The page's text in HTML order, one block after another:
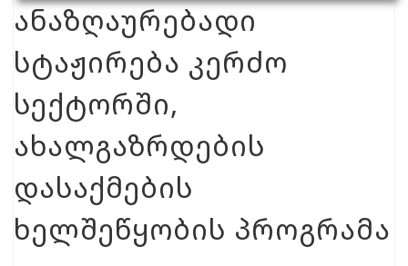
ანაზღაურებადი
სტაჟირება კერძო
სექტორში,
ახალგაზრდების
დასაქმების
ხელშეწყობის პროგრამა